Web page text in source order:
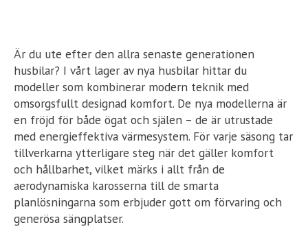
Är du ute efter den allra senaste generationen
husbilar? I vårt lager av nya husbilar hittar du
modeller som kombinerar modern teknik med
omsorgsfullt designad komfort. De nya modellerna är
en fröjd för både ögat och själen – de är utrustade
med energieffektiva värmesystem. För varje säsong tar
tillverkarna ytterligare steg när det gäller komfort
och hållbarhet, vilket märks i allt från de
aerodynamiska karosserna till de smarta
planlösningarna som erbjuder gott om förvaring och
generösa sängplatser.